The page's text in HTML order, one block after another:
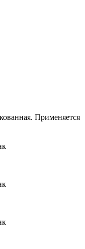
Применяется